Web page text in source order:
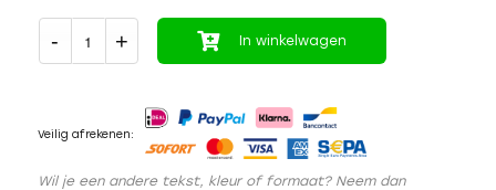
In winkelwagen
Veilig afrekenen:
Wil je een andere tekst, kleur of formaat? Neem dan